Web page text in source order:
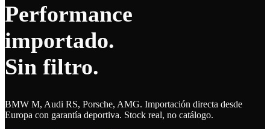
Performance
importado.
Sin filtro.
BMW M, Audi RS, Porsche, AMG. Importación directa desde
Europa con garantía deportiva. Stock real, no catálogo.